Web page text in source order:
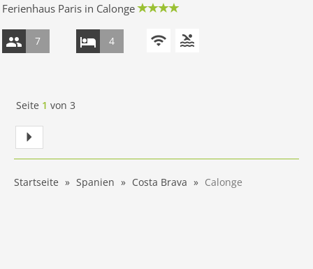
Ferienhaus Paris in Calonge
7 4
Seite 1 von 3
Startseite Spanien Costa Brava Calonge